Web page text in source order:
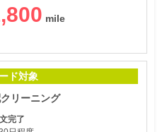
ド対象
リーニング
完了